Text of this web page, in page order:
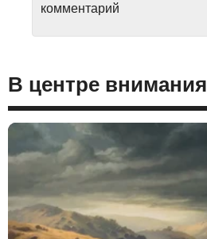
комментарий
В центре внимания